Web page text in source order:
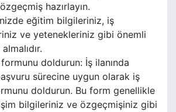
hazırlayın.
eğitim bilgileriniz, iş
ve yetenekleriniz gibi önemli
doldurun: İş ilanında
sürecine uygun olarak iş
doldurun. Bu form genellikle
bilgileriniz ve özgeçmişiniz gibi